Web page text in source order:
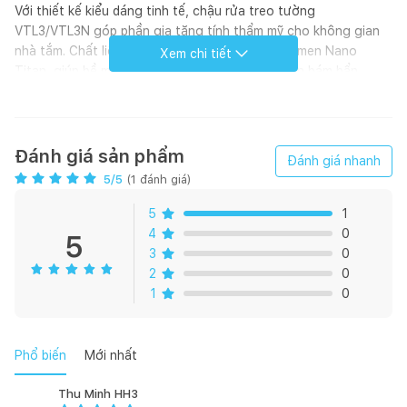
Với thiết kế kiểu dáng tinh tế, chậu rửa treo tường
VTL3/VTL3N góp phần gia tăng tính thẩm mỹ cho không gian
nhà tắm. Chất liệu sứ cao cấp cùng công nghệ men Nano
Titan, giúp bề mặt chậu luôn sáng bóng và ngăn bám bẩn.
Xem chi tiết
Đánh giá sản phẩm
5/5 (1 đánh giá)
Đánh giá nhanh
5
5
1
4
0
3
0
2
0
1
0
Phổ biến Mới nhất
Thu Minh HH3